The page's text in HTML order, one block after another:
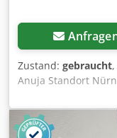
Zustand: gebraucht
Anuja Standort